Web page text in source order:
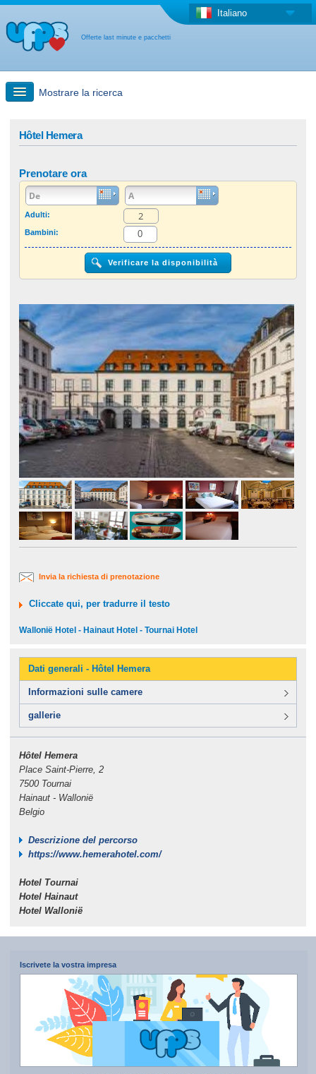
Offerte last minute e pacchetti
Italiano
Mostrare la ricerca
Offerta last minute + Offerta forfettaria
Altro paese
Hôtel Hemera
Prenotare ora
Adulti:
Bambini:
Invia la richiesta di prenotazione
Cliccate qui, per tradurre il testo
Wallonië Hotel - Hainaut Hotel - Tournai Hotel
Dati generali - Hôtel Hemera
Informazioni sulle camere
gallerie
Hôtel Hemera
Place Saint-Pierre, 2
7500 Tournai
Hainaut - Wallonië
Belgio
Descrizione del percorso
https://www.hemerahotel.com/
Hotel Tournai
Hotel Hainaut
Hotel Wallonië
Iscrivete la vostra impresa